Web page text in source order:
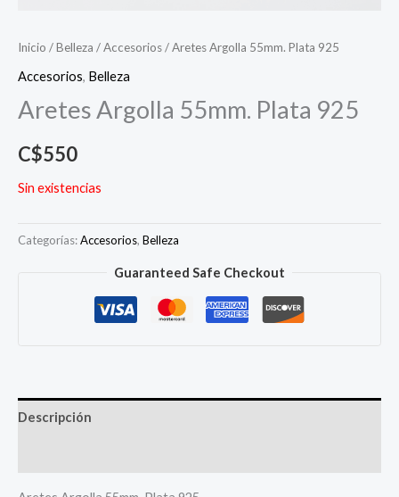
Inicio /Belleza /Accesorios/ Aretes Argolla 55mm. Plata 925
Accesorios, Belleza
Aretes Argolla 55mm. Plata 925
C$550
Sin existencias
Categorías:Accesorios, Belleza
Guaranteed Safe Checkout
Descripción